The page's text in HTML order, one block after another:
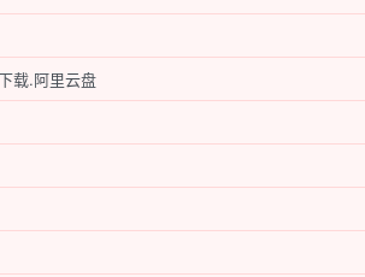
载.阿里云盘